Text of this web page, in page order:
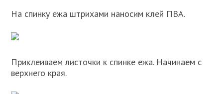
На спинку ежа штрихами наносим клей ПВА.
Приклеиваем листочки к спинке ежа. Начинаем с
верхнего края.